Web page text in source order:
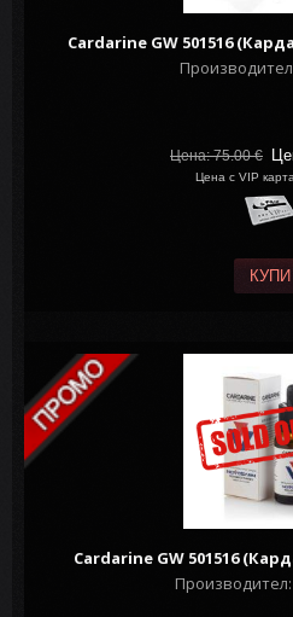
Cardarine GW 501516
Цена: 75.00€
Цена с VIP
КУПИ
Cardarine GW 501516
Производител: